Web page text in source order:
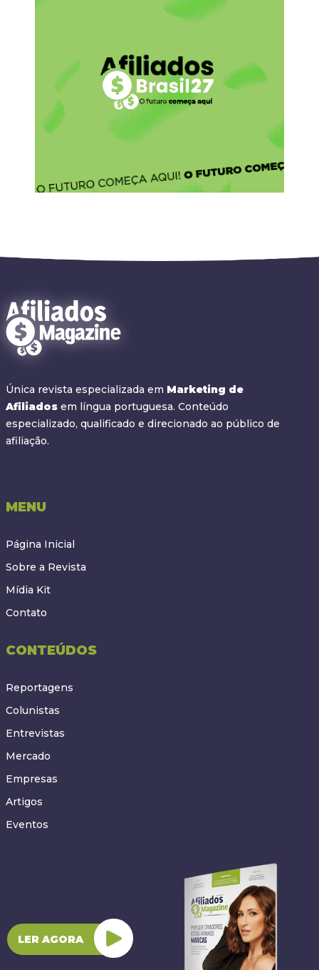
Única revista especializada em Marketing de
Afiliados em língua portuguesa. Conteúdo
especializado, qualificado e direcionado ao público de
afiliação.
MENU
Página Inicial
Sobre a Revista
Mídia Kit
Contato
CONTEÚDOS
Reportagens
Colunistas
Entrevistas
Mercado
Empresas
Artigos
Eventos
LER AGORA